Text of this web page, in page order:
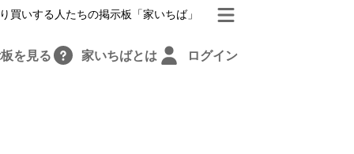
買いする人たちの掲示板「家いちば」
を見る 家いちばとは ログイン